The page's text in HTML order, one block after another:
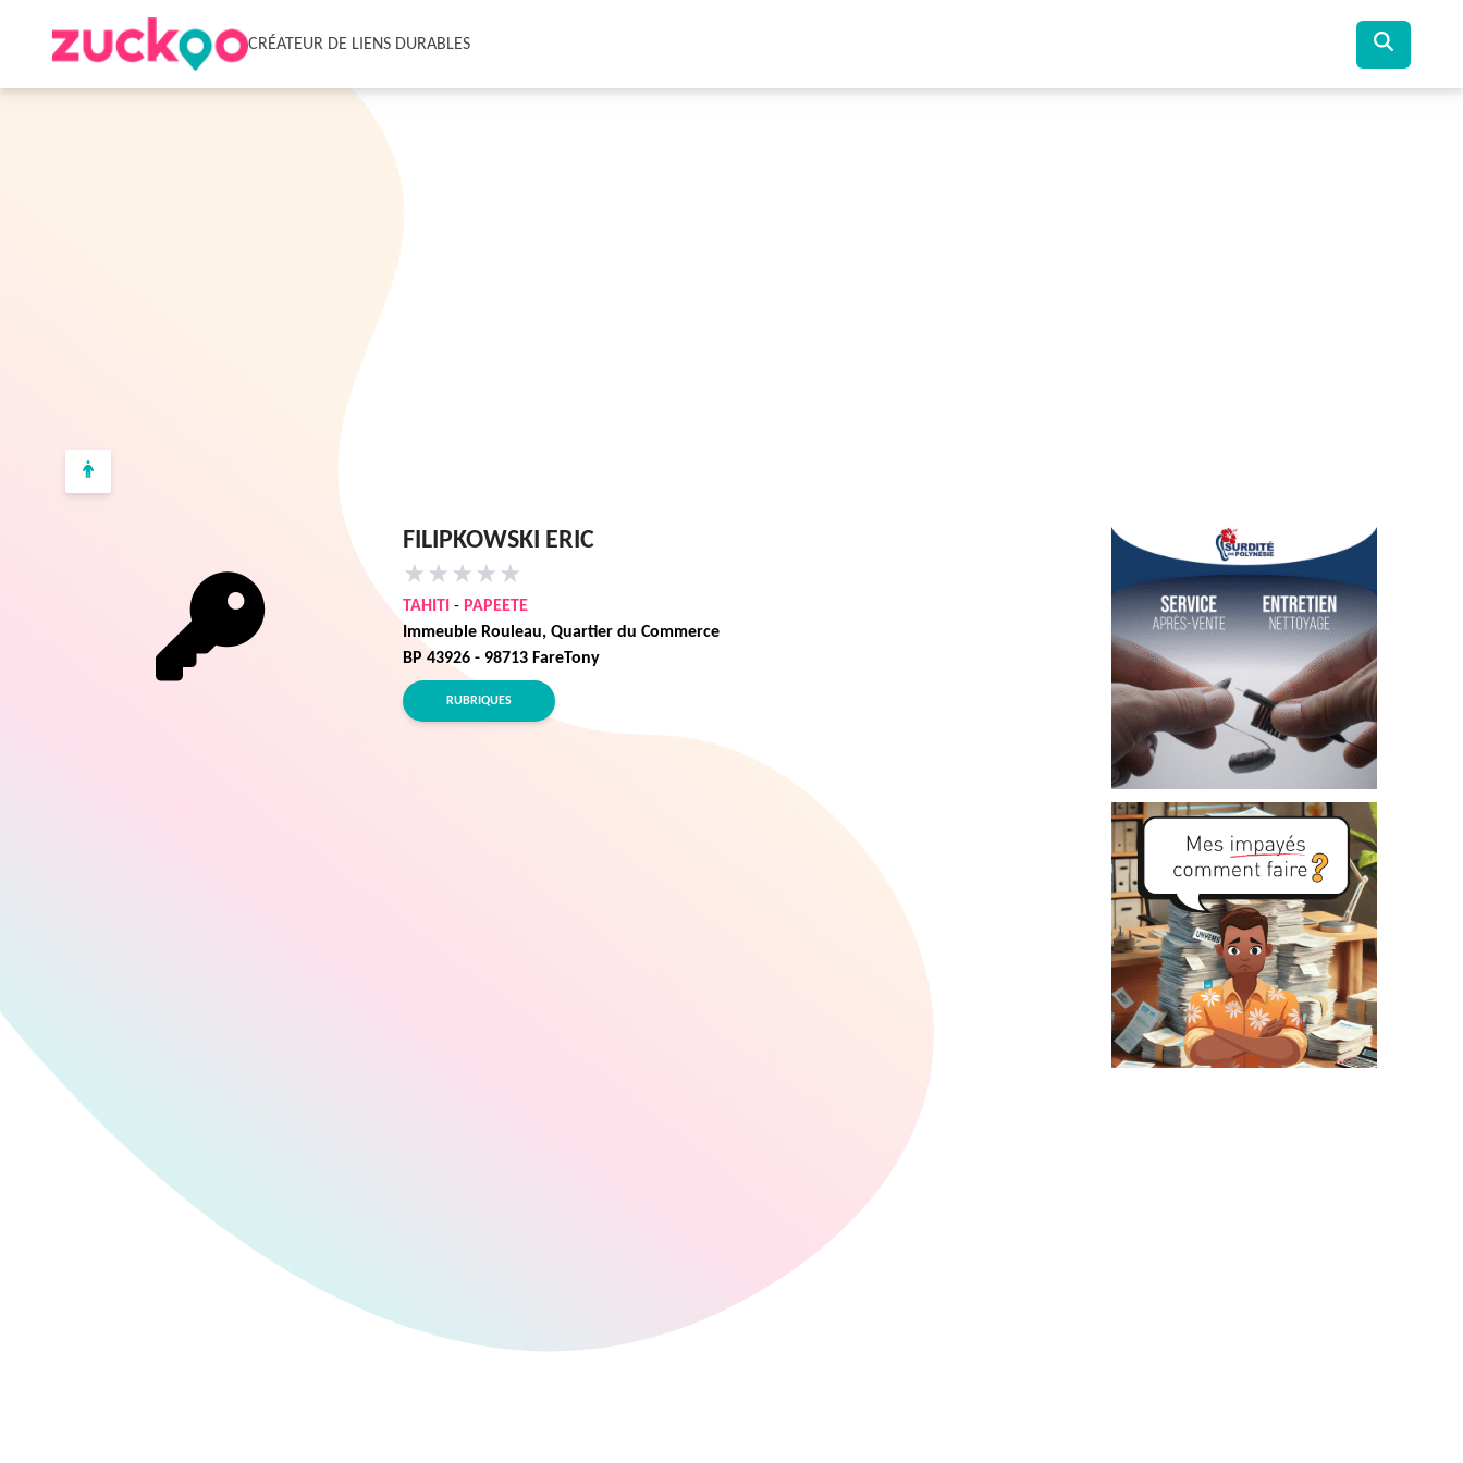
CRÉATEUR DE LIENS DURABLES
FILIPKOWSKI ERIC
★ ★ ★ ★ ★
TAHITI - PAPEETE
Immeuble Rouleau, ­Quartier du Commerce
BP 43926 - 98713 FareTony
RUBRIQUES